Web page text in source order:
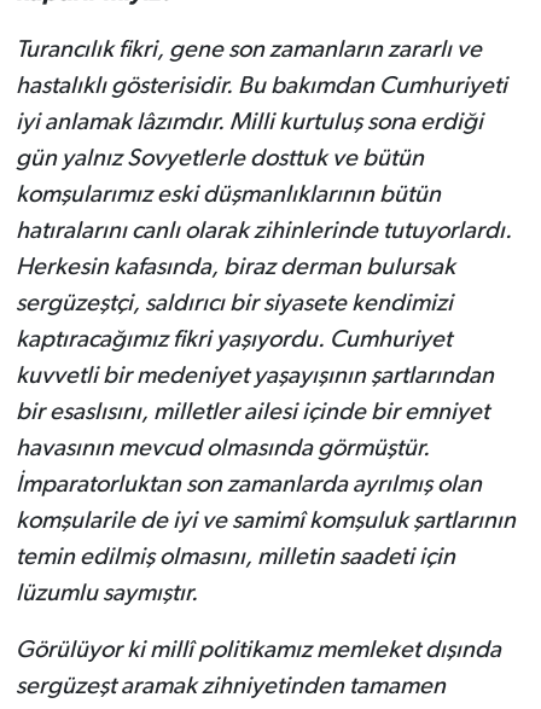
Turancılık fikri, gene son zamanların zararlı ve
hastalıklı gösterisidir. Bu bakımdan Cumhuriyeti
iyi anlamak lâzımdır. Milli kurtuluş sona erdiği
gün yalnız Sovyetlerle dosttuk ve bütün
komşularımız eski düşmanlıklarının bütün
hatıralarını canlı olarak zihinlerinde tutuyorlardı.
Herkesin kafasında, biraz derman bulursak
sergüzeştçi, saldırıcı bir siyasete kendimizi
kaptıracağımız fikri yaşıyordu. Cumhuriyet
kuvvetli bir medeniyet yaşayışının şartlarından
bir esaslısını, milletler ailesi içinde bir emniyet
havasının mevcud olmasında görmüştür.
İmparatorluktan son zamanlarda ayrılmış olan
komşularile de iyi ve samimî komşuluk şartlarının
temin edilmiş olmasını, milletin saadeti için
lüzumlu saymıştır.
Görülüyor ki millî politikamız memleket dışında
sergüzeşt aramak zihniyetinden tamamen